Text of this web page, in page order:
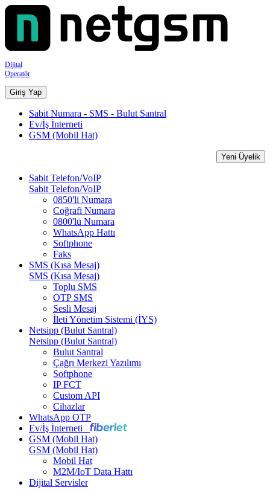
Dijital
Operatör
Giriş Yap
Sabit Numara - SMS - Bulut Santral
Ev/İş İnterneti
GSM (Mobil Hat)
Yeni Üyelik
Sabit Telefon/VoIP
Sabit Telefon/VoIP
0850'li Numara
Coğrafi Numara
0800'lü Numara
WhatsApp Hattı
Softphone
Faks
SMS (Kısa Mesaj)
SMS (Kısa Mesaj)
Toplu SMS
OTP SMS
Sesli Mesaj
İleti Yönetim Sistemi (İYS)
Netsipp (Bulut Santral)
Netsipp (Bulut Santral)
Bulut Santral
Çağrı Merkezi Yazılımı
Softphone
IP FCT
Custom API
Cihazlar
WhatsApp OTP
Ev/İş İnterneti
GSM (Mobil Hat)
GSM (Mobil Hat)
Mobil Hat
M2M/IoT Data Hattı
Dijital Servisler